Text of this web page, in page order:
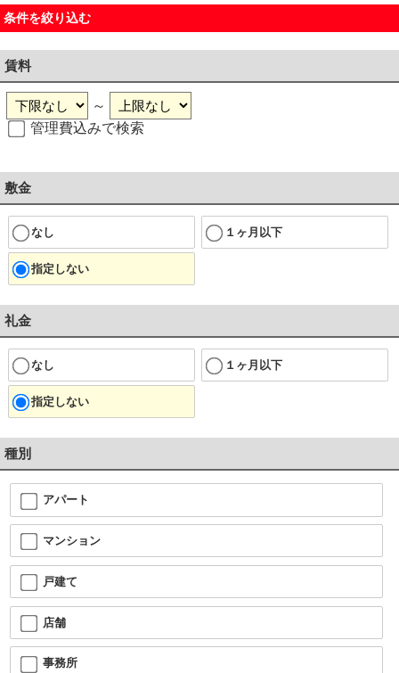
条件を絞り込む
賃料
～
管理費込みで検索
敷金
なし １ヶ月以下
指定しない
礼金
なし １ヶ月以下
指定しない
種別
アパート
マンション
戸建て
店舗
事務所